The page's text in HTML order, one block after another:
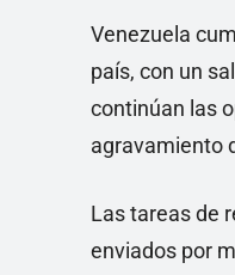
Venezuela
país, con un
continúan las
agravamiento
Las tareas de
enviados por